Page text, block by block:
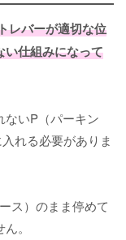
レバーが適切な位
い仕組みになって
ないP（パーキン
れる必要がありま
ス）のまま停めて
。